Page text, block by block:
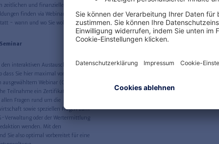
zeitlichen und finanziellen Aufwand
finden via Webinar, Online-
- wann und wo Sie wollen.
interaktiven Austausch mit den
Sie hier maximal vom Wissen
Webinar (Online-
Teilnahme ein Zertifikat.
Fragen rund um die
sowie speziellen Fragen zum
Verwaltung oder der Wertermittlung
wenden. Mit den
Sie also optimal vorbereitet für eine